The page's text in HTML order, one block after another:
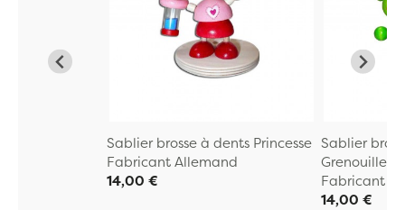
Sablier brosse à dents Princesse
Fabricant Allemand
14,00 €
Sablier
Grenouille
Fabricant
14,00 €